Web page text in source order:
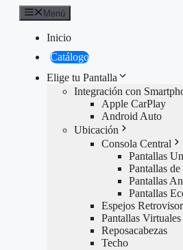
Saltar
contenido
Menú
Inicio
Catálogo
Elige tu Pantalla
Integración con
Apple CarPlay
Android Auto
Ubicación
Consola Central
Pantallas
Pantallas
Pantallas
Pantallas
Espejos
Pantallas
Reposacabezas
Techo